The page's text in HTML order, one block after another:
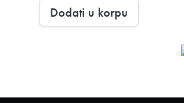
Dodati u korpu